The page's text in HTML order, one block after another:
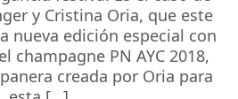
y Cristina Oria, que este
nueva edición especial con
champagne PN AYC 2018,
creada por Oria para